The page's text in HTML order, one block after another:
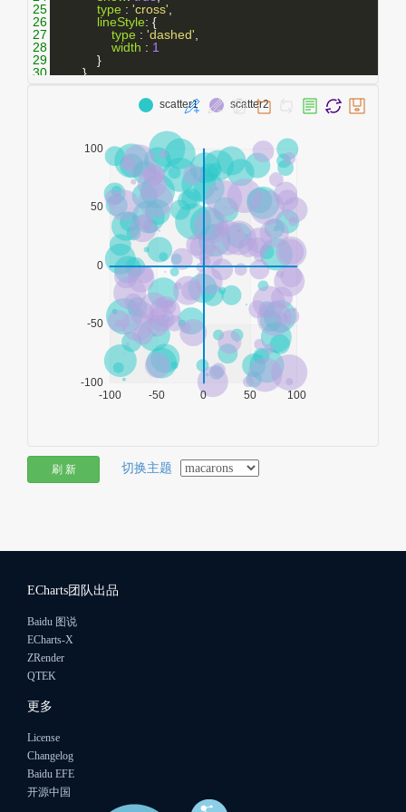
25
type : 'cross'
26
lineStyle: {
27
type : 'dashed'
28
width : 1
29
            }
30
        }
'scatter1','scatter2']
show : true,
feature : {
mark : {show true },
dataZoom : {show: true},
刷 新 切换主题
ECharts团队出品
Baidu 图说
ECharts-X
ZRender
QTEK
更多
License
Changelog
Baidu EFE
开源中国